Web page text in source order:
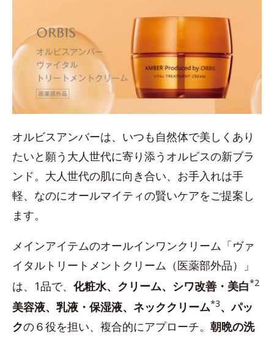
オルビスアンバーは、いつも⾃然体で美しくあり
たいと願う⼤⼈世代に寄り添うオルビスの新ブラ
ンド。大人世代の肌に向き合い、お手入れは⼿
軽、なのにオールマイティの賢いケアをご提案し
ます。
メインアイテムのオールインワンクリーム「ヴァ
イタルトリートメントクリーム（医薬部外品）」
は、1品で、 化粧水、クリーム、シワ改善・美白*2
美容液、乳液・保湿液、ネッククリーム*3、パッ
クの６役を担い、複合的にアプローチ。 朝晩の洗